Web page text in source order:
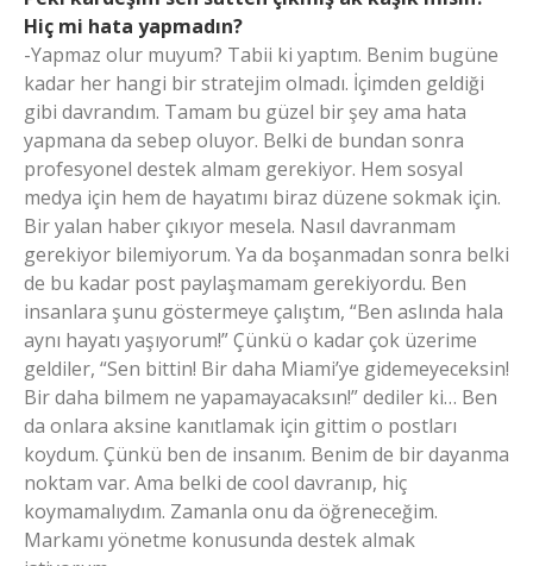
Hiç mi hata yapmadın?
-Yapmaz olur muyum? Tabii ki yaptım. Benim bugüne
kadar her hangi bir stratejim olmadı. İçimden geldiği
gibi davrandım. Tamam bu güzel bir şey ama hata
yapmana da sebep oluyor. Belki de bundan sonra
profesyonel destek almam gerekiyor. Hem sosyal
medya için hem de hayatımı biraz düzene sokmak için.
Bir yalan haber çıkıyor mesela. Nasıl davranmam
gerekiyor bilemiyorum. Ya da boşanmadan sonra belki
de bu kadar post paylaşmamam gerekiyordu. Ben
insanlara şunu göstermeye çalıştım, “Ben aslında hala
aynı hayatı yaşıyorum!” Çünkü o kadar çok üzerime
geldiler, “Sen bittin! Bir daha Miami’ye gidemeyeceksin!
Bir daha bilmem ne yapamayacaksın!” dediler ki… Ben
da onlara aksine kanıtlamak için gittim o postları
koydum. Çünkü ben de insanım. Benim de bir dayanma
noktam var. Ama belki de cool davranıp, hiç
koymamalıydım. Zamanla onu da öğreneceğim.
Markamı yönetme konusunda destek almak